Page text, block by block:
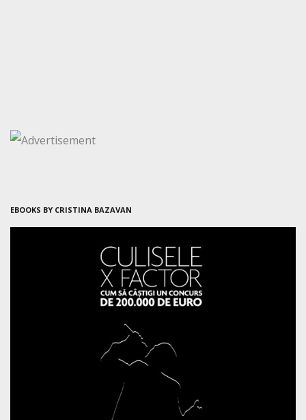
EBOOKS BY CRISTINA BAZAVAN